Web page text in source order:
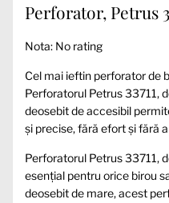
Perforator, Petrus
Nota: No rating
Cel mai ieftin perforator de
Perforatorul Petrus 33711,
deosebit de accesibil
și precise, fără efort și fără
Perforatorul Petrus 33711,
esențial pentru orice birou
deosebit de mare, acest